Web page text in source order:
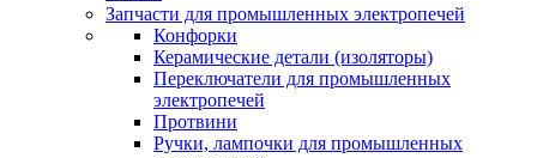
Запчасти для промышленных электропечей
Конфорки
Керамические детали (изоляторы)
Переключатели для промышленных
электропечей
Протвини
Ручки, лампочки для промышленных